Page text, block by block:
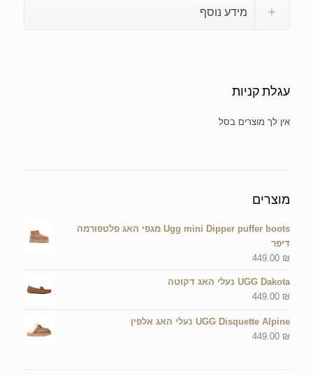
מידע נוסף
עגלת קניות
מוצרים
Ugg mini Dipper puffer boots מגפי האג פלטפורמה
דיפר
449.00 ₪
UGG Dakota נעלי האג דקוטה
449.00 ₪
UGG Disquette Alpine נעלי האג אלפין
449.00 ₪